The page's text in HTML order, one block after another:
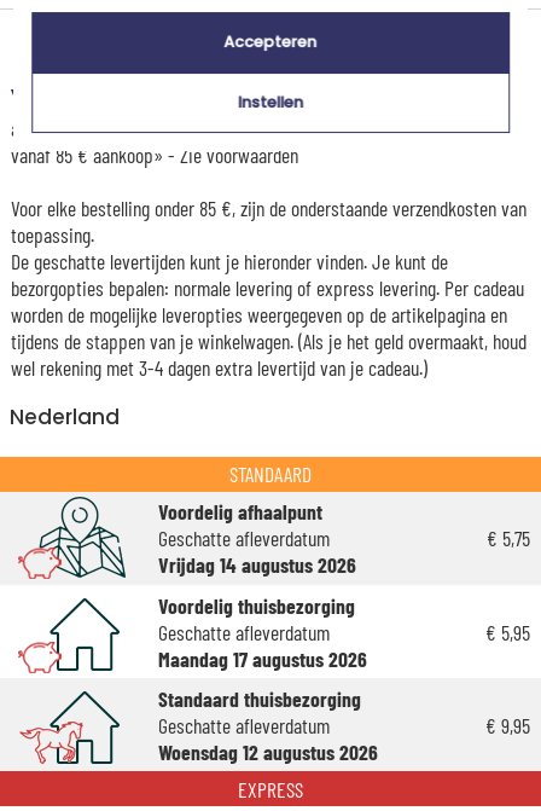
Levertijd en verzendkosten
Dit artikel wordt gepersonaliseerd in ons Amikado
atelier. Het komt in aanmerking voor de aanbieding «Gratis verzending
vanaf 85 € aankoop» - Zie voorwaarden
Voor elke bestelling onder 85 €, zijn de onderstaande verzendkosten van
toepassing.
De geschatte levertijden kunt je hieronder vinden. Je kunt de
bezorgopties bepalen: normale levering of express levering. Per cadeau
worden de mogelijke leveropties weergegeven op de artikelpagina en
tijdens de stappen van je winkelwagen. (Als je het geld overmaakt, houd
wel rekening met 3-4 dagen extra levertijd van je cadeau.)
Nederland
STANDAARD
Voordelig afhaalpunt
Geschatte afleverdatum
Vrijdag 14 augustus 2026
€ 5,75
Voordelig thuisbezorging
Geschatte afleverdatum
Maandag 17 augustus 2026
€ 5,95
Standaard thuisbezorging
Geschatte afleverdatum
Woensdag 12 augustus 2026
€ 9,95
EXPRESS
Accepteren
Instellen